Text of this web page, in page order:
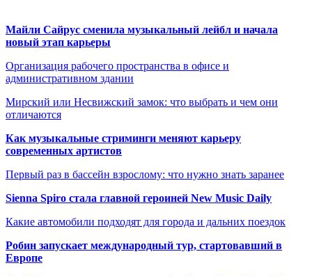
Майли Сайрус сменила музыкальный лейбл и начала
новый этап карьеры
Организация рабочего пространства в офисе и
административном здании
Мирский или Несвижский замок: что выбрать и чем они
отличаются
Как музыкальные стриминги меняют карьеру
современных артистов
Первый раз в бассейн взрослому: что нужно знать заранее
Sienna Spiro стала главной героиней New Music Daily
Какие автомобили подходят для города и дальних поездок
Робин запускает международный тур, стартовавший в
Европе